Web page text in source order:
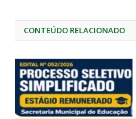
CONTEÚDO RELACIONADO